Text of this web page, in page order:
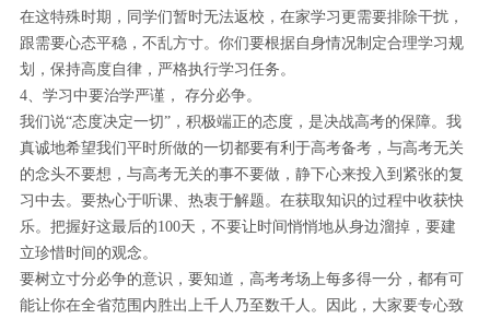
在这特殊时期，同学们暂时无法返校，在家学习更需要排除干扰，
跟需要心态平稳，不乱方寸。你们要根据自身情况制定合理学习规
划，保持高度自律，严格执行学习任务。
4、学习中要治学严谨， 存分必争。
我们说“态度决定一切”，积极端正的态度，是决战高考的保障。我
真诚地希望我们平时所做的一切都要有利于高考备考，与高考无关
的念头不要想，与高考无关的事不要做，静下心来投入到紧张的复
习中去。要热心于听课、热衷于解题。在获取知识的过程中收获快
乐。把握好这最后的100天，不要让时间悄悄地从身边溜掉，要建
立珍惜时间的观念。
要树立寸分必争的意识，要知道，高考考场上每多得一分，都有可
能让你在全省范围内胜出上千人乃至数千人。因此，大家要专心致